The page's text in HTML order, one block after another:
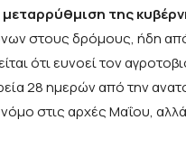
μεταρρύθμιση της
στους δρόμους, ήδη
ότι ευνοεί τον
28 ημερών από την
στις αρχές Μαΐου,